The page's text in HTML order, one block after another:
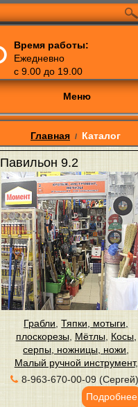
Время работы:
Ежедневно
с 9.00 до 19.00
Меню
Главная / Каталог
Павильон 9.2
Грабли ,Тяпки, мотыги,
плоскорезы, Мётлы, Косы,
серпы, ножницы, ножи
Малый ручной инструмент,
8-963-670-00-09
Подробнее